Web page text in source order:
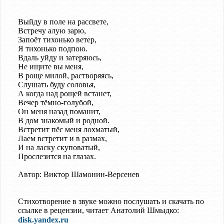
Выйду в поле на рассвете,
Встречу алую зарю,
Запоёт тихонько ветер,
Я тихонько подпою.
Вдаль уйду и затеряюсь,
Не ищите вы меня,
В роще милой, растворяясь,
Слушать буду соловья,
А когда над рощей встанет,
Вечер тёмно-голубой,
Он меня назад поманит,
В дом знакомый и родной.
Встретит пёс меня лохматый,
Лаем встретит и в размах,
И на ласку скуповатый,
Прослезится на глазах.
Автор: Виктор Шамонин-Версенев
Стихотворение в звуке можно послушать и скачать по
ссылке в рецензии, читает Анатолий Шмыдко:
disk.yandex.ru